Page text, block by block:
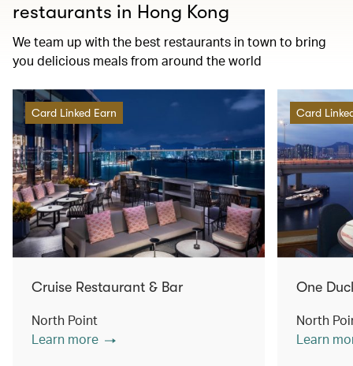
restaurants in Hong Kong
We team up with the best restaurants in town to bring
you delicious meals from around the world
Card Linked Earn
Cruise Restaurant & Bar
North Point
Learn more
Card
One
North
Learn